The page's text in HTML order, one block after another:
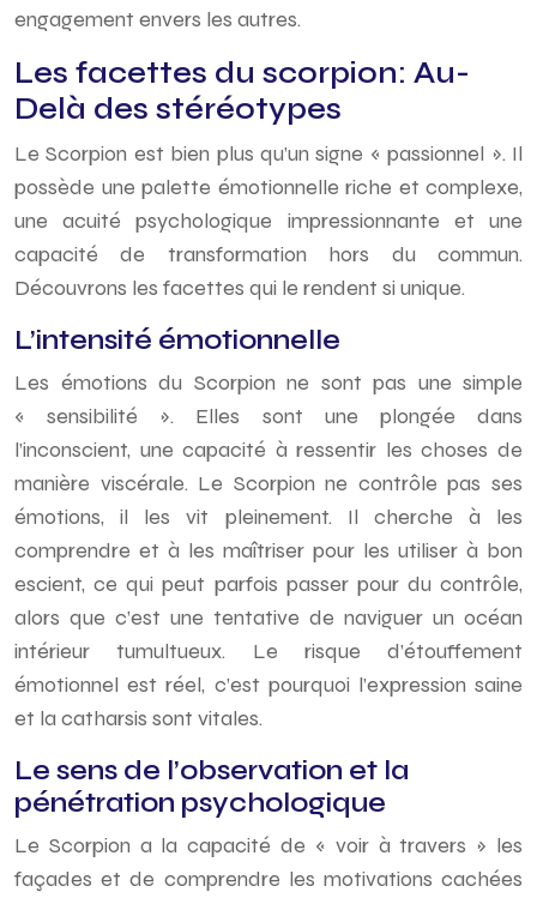
engagement envers les autres.
Les facettes du scorpion: Au-
Delà des stéréotypes
Le Scorpion est bien plus qu’un signe « passionnel ». Il
possède une palette émotionnelle riche et complexe,
une acuité psychologique impressionnante et une
capacité de transformation hors du commun.
Découvrons les facettes qui le rendent si unique.
L’intensité émotionnelle
Les émotions du Scorpion ne sont pas une simple
« sensibilité ». Elles sont une plongée dans
l’inconscient, une capacité à ressentir les choses de
manière viscérale. Le Scorpion ne contrôle pas ses
émotions, il les vit pleinement. Il cherche à les
comprendre et à les maîtriser pour les utiliser à bon
escient, ce qui peut parfois passer pour du contrôle,
alors que c’est une tentative de naviguer un océan
intérieur tumultueux. Le risque d’étouffement
émotionnel est réel, c’est pourquoi l’expression saine
et la catharsis sont vitales.
Le sens de l’observation et la
pénétration psychologique
Le Scorpion a la capacité de « voir à travers » les
façades et de comprendre les motivations cachées